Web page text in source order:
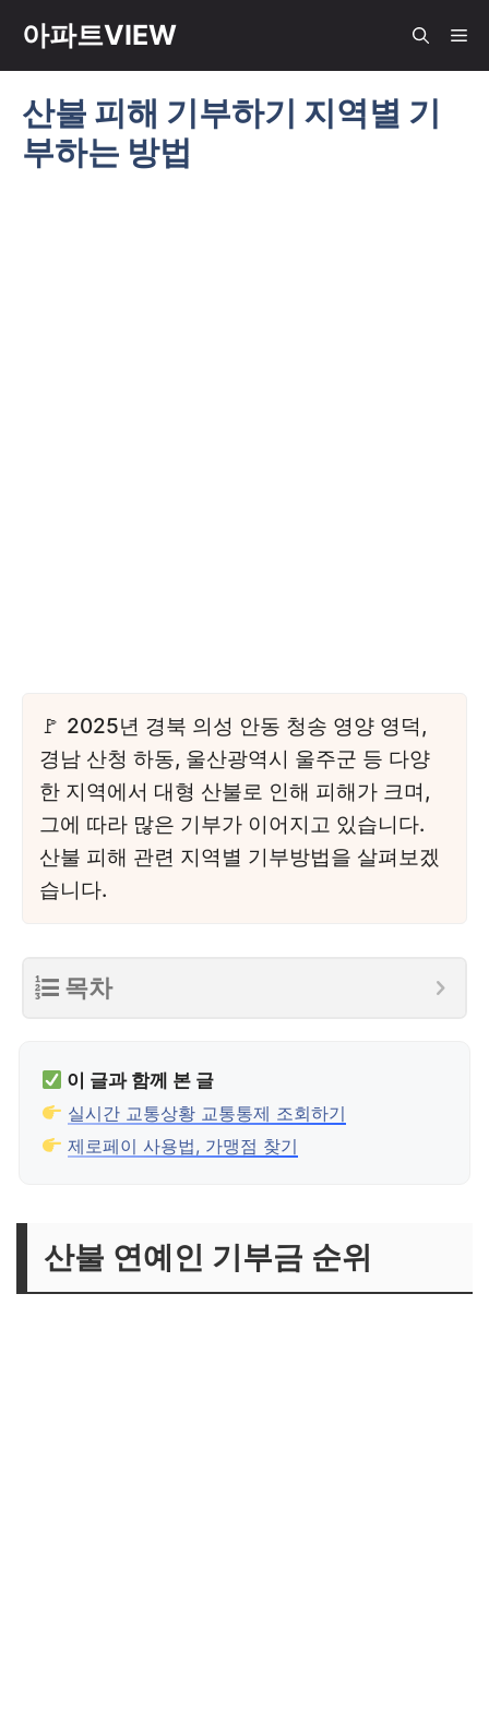
아파트VIEW 메
산불 피해 기부하기 지역별 기
부하는 방법
2025년 경북 의성 안동 청송 영양 영덕,
경남 산청 하동, 울산광역시 울주군 등 다양
한 지역에서 대형 산불로 인해 피해가 크며,
그에 따라 많은 기부가 이어지고 있습니다.
산불 피해 관련 지역별 기부방법을 살펴보겠
습니다.
목차
이 글과 함께 본 글
실시간 교통상황 교통통제 조회하기
제로페이 사용법, 가맹점 찾기
산불 연예인 기부금 순위